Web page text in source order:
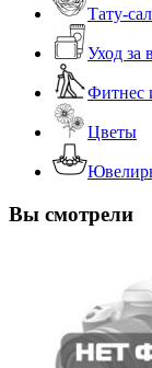
Тату-
Уход за
Фитнес
Цветы
Вы смотрели